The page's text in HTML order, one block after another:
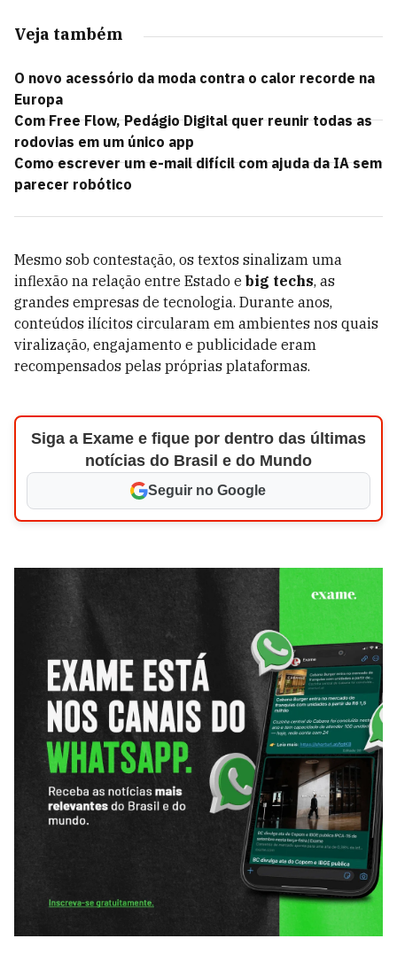
Veja também
O novo acessório da moda contra o calor recorde na
Europa
Com Free Flow, Pedágio Digital quer reunir todas as
rodovias em um único app
Como escrever um e-mail difícil com ajuda da IA sem
parecer robótico
Mesmo sob contestação, os textos sinalizam uma
inflexão na relação entre Estado e big techs, as
grandes empresas de tecnologia. Durante anos,
conteúdos ilícitos circularam em ambientes nos quais
viralização, engajamento e publicidade eram
recompensados pelas próprias plataformas.
Siga a Exame e fique por dentro das últimas
notícias do Brasil e do Mundo
Seguir no Google